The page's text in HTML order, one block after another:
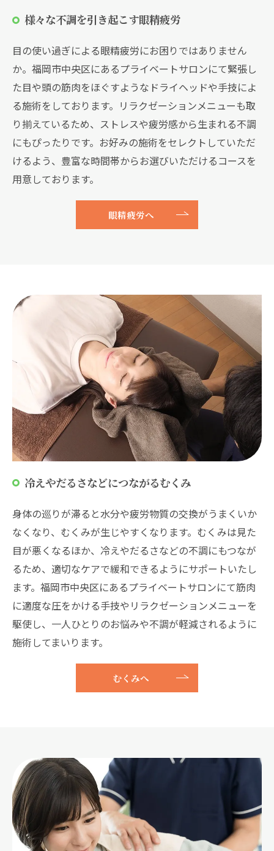
様々な不調を引き起こす眼精疲労
目の使い過ぎによる眼精疲労にお困りではありません
か。福岡市中央区にあるプライベートサロンにて緊張し
た目や頭の筋肉をほぐすようなドライヘッドや手技によ
る施術をしております。リラクゼーションメニューも取
り揃えているため、ストレスや疲労感から生まれる不調
にもぴったりです。お好みの施術をセレクトしていただ
けるよう、豊富な時間帯からお選びいただけるコースを
用意しております。
眼精疲労へ
冷えやだるさなどにつながるむくみ
身体の巡りが滞ると水分や疲労物質の交換がうまくいか
なくなり、むくみが生じやすくなります。むくみは見た
目が悪くなるほか、冷えやだるさなどの不調にもつなが
るため、適切なケアで緩和できるようにサポートいたし
ます。福岡市中央区にあるプライベートサロンにて筋肉
に適度な圧をかける手技やリラクゼーションメニューを
駆使し、一人ひとりのお悩みや不調が軽減されるように
施術してまいります。
むくみへ